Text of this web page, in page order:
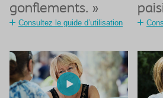
gonflements. »
Consultez le guide d’utilisation